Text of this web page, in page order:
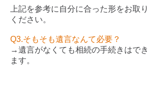
上記を参考に自分に合った形をお取り
ください。
Q3.そもそも遺言なんて必要？
→遺言がなくても相続の手続きはでき
ます。